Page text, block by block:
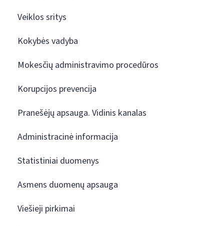
Veiklos sritys
Kokybės vadyba
Mokesčių administravimo procedūros
Korupcijos prevencija
Pranešėjų apsauga. Vidinis kanalas
Administracinė informacija
Statistiniai duomenys
Asmens duomenų apsauga
Viešieji pirkimai